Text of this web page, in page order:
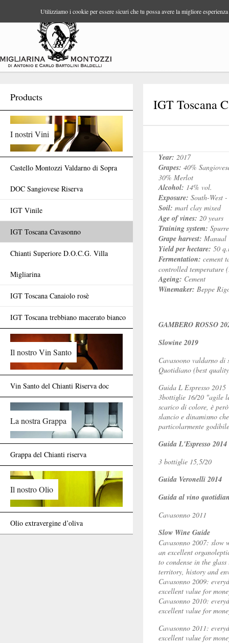
Products
I nostri Vini
Castello Montozzi Valdarno di Sopra
DOC Sangiovese Riserva
IGT Vinile
IGT Toscana Cavasonno
Chianti Superiore D.O.C.G. Villa
Migliarina
IGT Toscana Canaiolo rosè
IGT Toscana trebbiano macerato bianco
Il nostro Vin Santo
Vin Santo del Chianti Riserva doc
La nostra Grappa
Grappa del Chianti riserva
Il nostro Olio
Olio extravergine d’oliva
IGT Toscana
Year: 2017
Grapes: 40%
30% Merlot
Alcohol: 14% vol.
Exposure: South-West
Soil: marl clay mixed
Age of vines: 20 years
Training system:
Grape harvest: Manual
Yield per hectare: 50
Fermentation: cement
controlled temperature
Ageing: Cement
Winemaker: Beppe
GAMBERO ROSSO
Slowine 2019
Cavasoono valdarno di
Quotidiano (best
Guida L Espresso 2015
3bottiglie 16/20 "agile
scarico di colore, è
slancio e dinamismo
particolarmente
Guida L'Espresso 2014
3 bottiglie 15,5/20
Guida Veronelli 2014
Guida al vino
Cavasonno 2011
Slow Wine Guide
Cavasonno 2007: slow
an excellent
to condense in the
territory, history and
Cavasonno 2009:
excellent value for
Cavasonno 2010:
excellent value for
Cavasonno 2011:
excellent value for
Utilizziamo i cookie per essere sicuri che tu possa avere la migliore